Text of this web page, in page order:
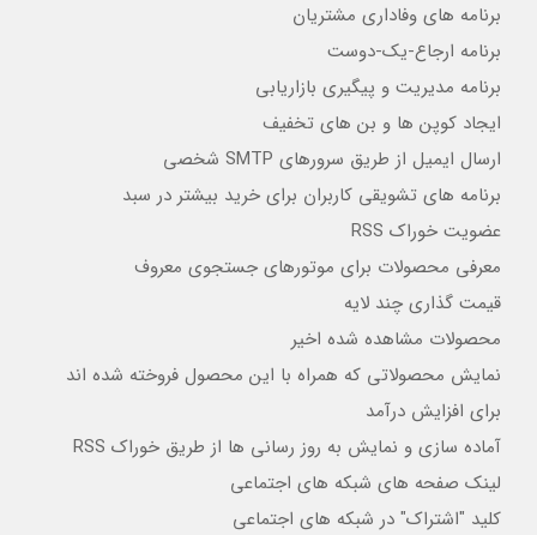
برنامه های وفاداری مشتریان
برنامه ارجاع-یک-دوست
برنامه مدیریت و پیگیری بازاریابی
ایجاد کوپن ها و بن های تخفیف
ارسال ایمیل از طریق سرورهای SMTP شخصی
برنامه های تشویقی کاربران برای خرید بیشتر در سبد
عضویت خوراک RSS
معرفی محصولات برای موتورهای جستجوی معروف
قیمت گذاری چند لایه
محصولات مشاهده شده اخیر
نمایش محصولاتی که همراه با این محصول فروخته شده اند
برای افزایش درآمد
آماده سازی و نمایش به روز رسانی ها از طریق خوراک RSS
لینک صفحه های شبکه های اجتماعی
کلید "اشتراک" در شبکه های اجتماعی